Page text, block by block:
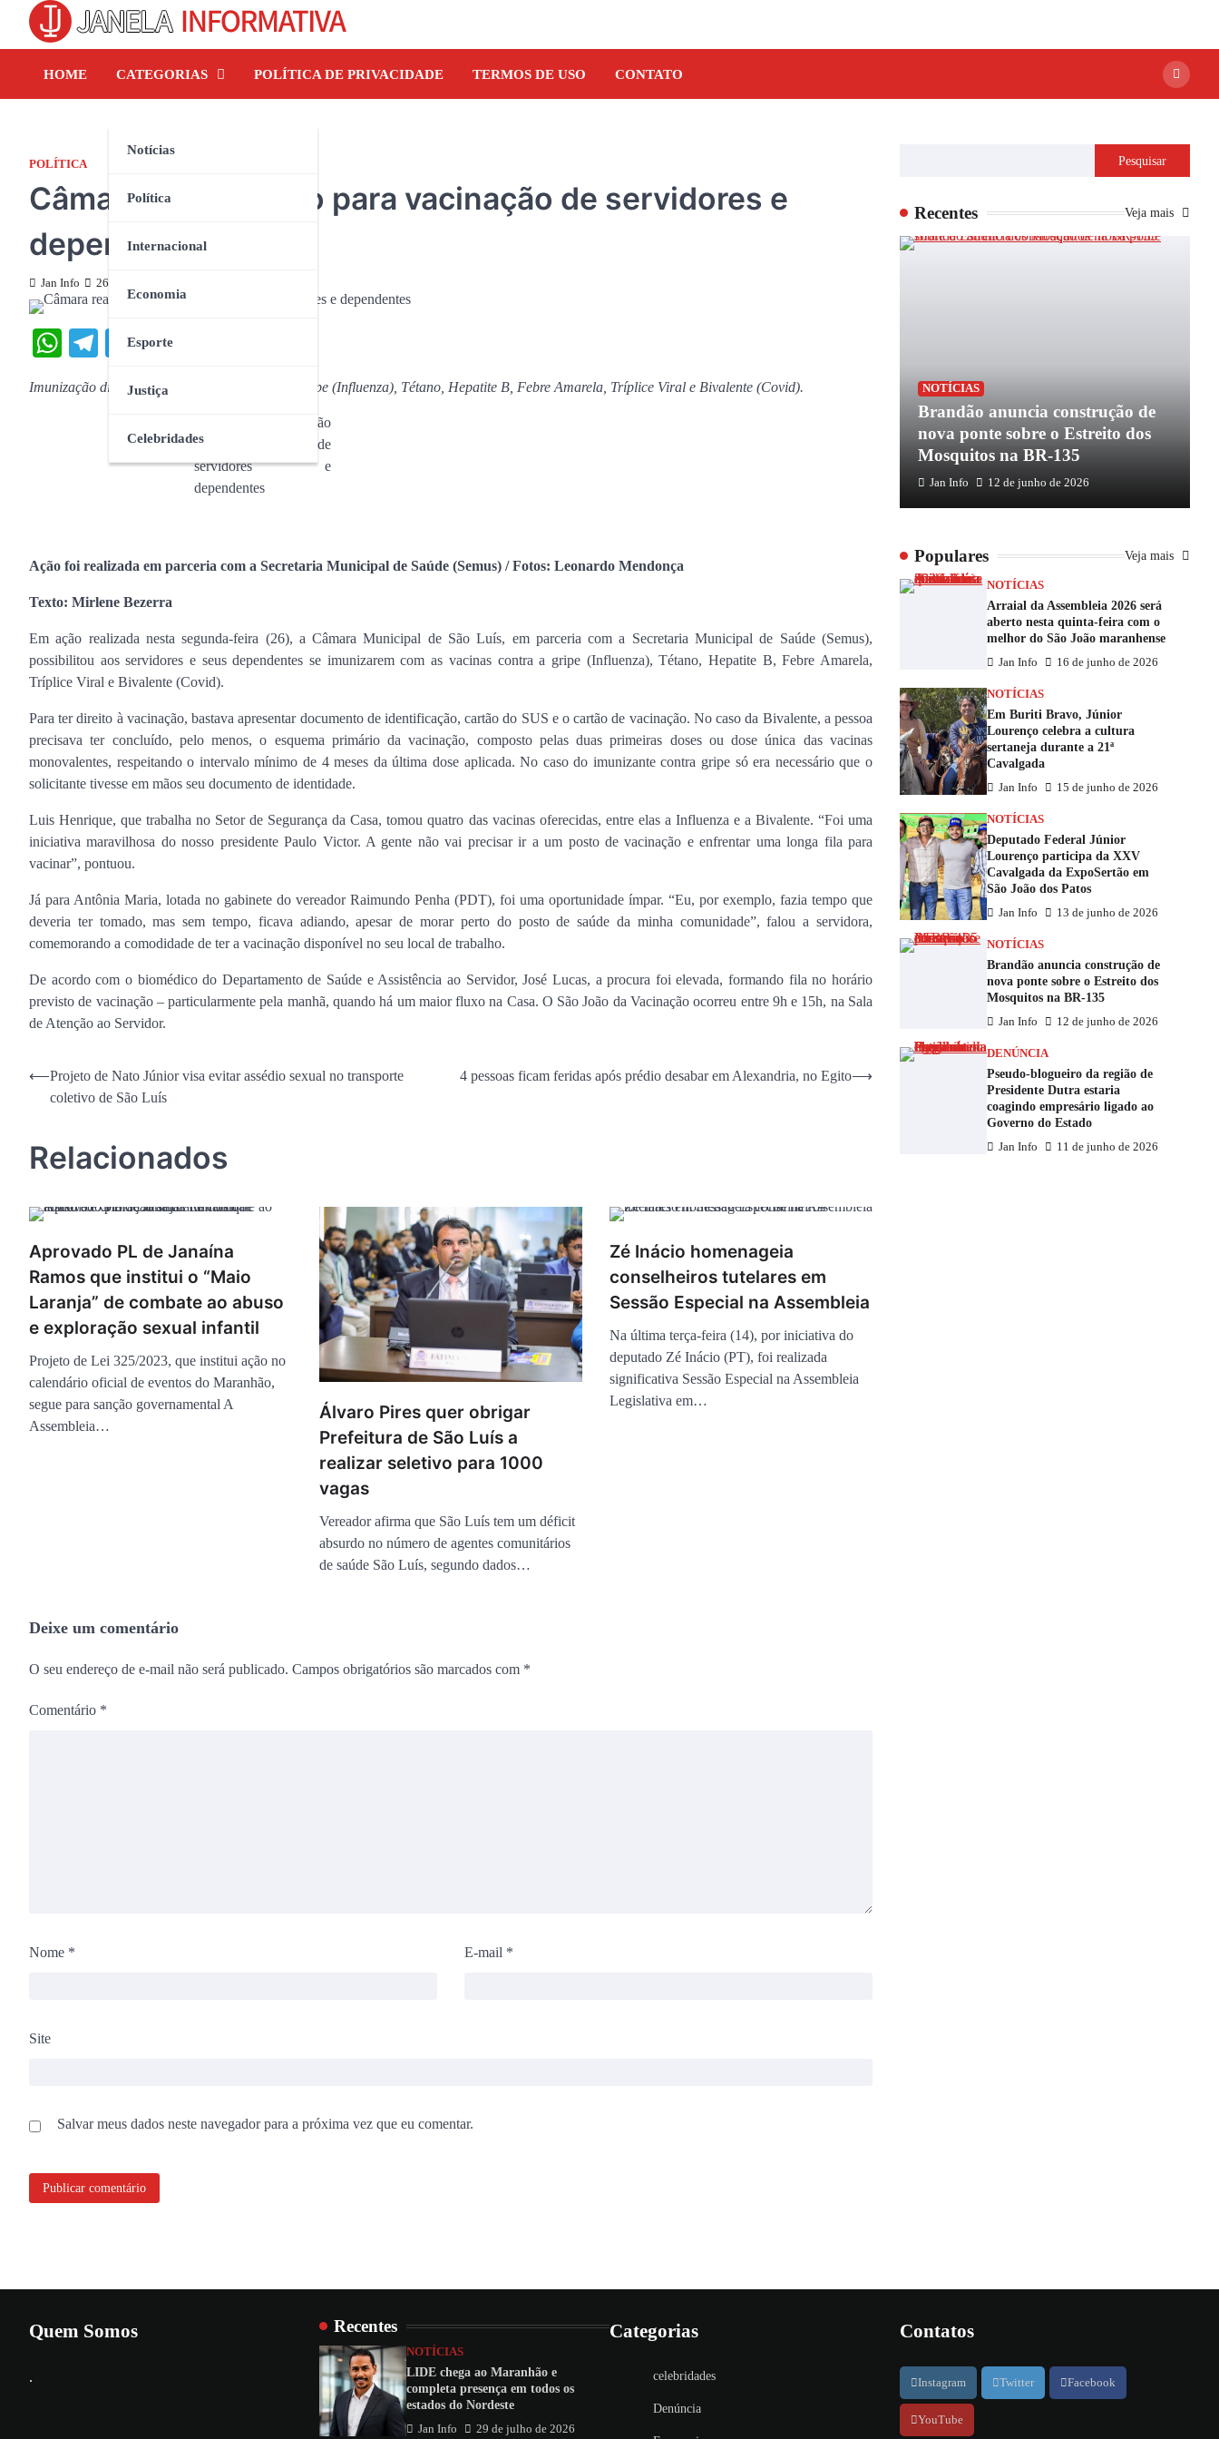
content
HOME CATEGORIAS
Notícias
Política
Internacional
Economia
Esporte
Justiça
Celebridades
POLÍTICA DE PRIVACIDADE TERMOS DE USO CONTATO
POLÍTICA
Câmara realiza ação para vacinação de servidores e
dependentes
Jan Info 26 de junho de 2023
WhatsApp
Telegram
TwitterFacebook
Imunização disponibilizou as vacinas contra a gripe (Influenza), Tétano, Hepatite B, Febre Amarela, Tríplice Viral e Bivalente (Covid).
Ação foi realizada em parceria com a Secretaria Municipal de Saúde (Semus) / Fotos: Leonardo Mendonça
Texto: Mirlene Bezerra
Em ação realizada nesta segunda-feira (26), a Câmara Municipal de São Luís, em parceria com a Secretaria Municipal de Saúde (Semus),
possibilitou aos servidores e seus dependentes se imunizarem com as vacinas contra a gripe (Influenza), Tétano, Hepatite B, Febre Amarela,
Tríplice Viral e Bivalente (Covid).
Para ter direito à vacinação, bastava apresentar documento de identificação, cartão do SUS e o cartão de vacinação. No caso da Bivalente, a pessoa
precisava ter concluído, pelo menos, o esquema primário da vacinação, composto pelas duas primeiras doses ou dose única das vacinas
monovalentes, respeitando o intervalo mínimo de 4 meses da última dose aplicada. No caso do imunizante contra gripe só era necessário que o
solicitante tivesse em mãos seu documento de identidade.
Luis Henrique, que trabalha no Setor de Segurança da Casa, tomou quatro das vacinas oferecidas, entre elas a Influenza e a Bivalente. “Foi uma
iniciativa maravilhosa do nosso presidente Paulo Victor. A gente não vai precisar ir a um posto de vacinação e enfrentar uma longa fila para
vacinar”, pontuou.
Já para Antônia Maria, lotada no gabinete do vereador Raimundo Penha (PDT), foi uma oportunidade ímpar. “Eu, por exemplo, fazia tempo que
deveria ter tomado, mas sem tempo, ficava adiando, apesar de morar perto do posto de saúde da minha comunidade”, falou a servidora,
comemorando a comodidade de ter a vacinação disponível no seu local de trabalho.
De acordo com o biomédico do Departamento de Saúde e Assistência ao Servidor, José Lucas, a procura foi elevada, formando fila no horário
previsto de vacinação – particularmente pela manhã, quando há um maior fluxo na Casa. O São João da Vacinação ocorreu entre 9h e 15h, na Sala
de Atenção ao Servidor.
Navegação
⟵Projeto de Nato Júnior visa evitar assédio sexual no transporte
coletivo de São Luís
4 pessoas ficam feridas após prédio desabar em Alexandria, no Egito⟶
Relacionados
Aprovado PL de Janaína
Ramos que institui o “Maio
Laranja” de combate ao abuso
e exploração sexual infantil
Projeto de Lei 325/2023, que institui ação no
calendário oficial de eventos do Maranhão,
segue para sanção governamental A
Assembleia…
Álvaro Pires quer obrigar
Prefeitura de São Luís a
realizar seletivo para 1000
vagas
Vereador afirma que São Luís tem um déficit
absurdo no número de agentes comunitários
de saúde São Luís, segundo dados…
Zé Inácio homenageia
conselheiros tutelares em
Sessão Especial na Assembleia
Na última terça-feira (14), por iniciativa do
deputado Zé Inácio (PT), foi realizada
significativa Sessão Especial na Assembleia
Legislativa em…
Deixe um comentário
O seu endereço de e-mail não será publicado. Campos obrigatórios são marcados com *
Comentário *
Nome * E-mail *
Site
Salvar meus dados neste navegador para a próxima vez que eu comentar.
Pesquisar
Recentes Veja mais
NOTÍCIAS NOTÍCIAS
Brandão anuncia construção de
nova ponte sobre o Estreito dos
Mosquitos na BR-135
Jan Info 12 de junho de 2026
Populares Veja mais
NOTÍCIAS
Arraial da Assembleia 2026 será
aberto nesta quinta-feira com o
melhor do São João maranhense
Jan Info 16 de junho de 2026
NOTÍCIAS
Em Buriti Bravo, Júnior
Lourenço celebra a cultura
sertaneja durante a 21ª
Cavalgada
Jan Info 15 de junho de 2026
NOTÍCIAS
Deputado Federal Júnior
Lourenço participa da XXV
Cavalgada da ExpoSertão em
São João dos Patos
Jan Info 13 de junho de 2026
NOTÍCIAS
Brandão anuncia construção de
nova ponte sobre o Estreito dos
Mosquitos na BR-135
Jan Info 12 de junho de 2026
DENÚNCIA
Pseudo-blogueiro da região de
Presidente Dutra estaria
coagindo empresário ligado ao
Governo do Estado
Jan Info 11 de junho de 2026
Quem Somos
.
Recentes
NOTÍCIAS
LIDE chega ao Maranhão e
completa presença em todos os
estados do Nordeste
Jan Info 29 de julho de 2026
Categorias
celebridades
Denúncia
Contatos
Instagram Twitter Facebook
YouTube